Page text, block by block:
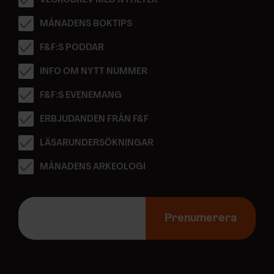
MÅNADENS BOKTIPS
F&F:S PODDAR
INFO OM NYTT NUMMER
F&F:S EVENEMANG
ERBJUDANDEN FRÅN F&F
LÄSARUNDERSÖKNINGAR
MÅNADENS ARKEOLOGI
E
p
Prenumerera